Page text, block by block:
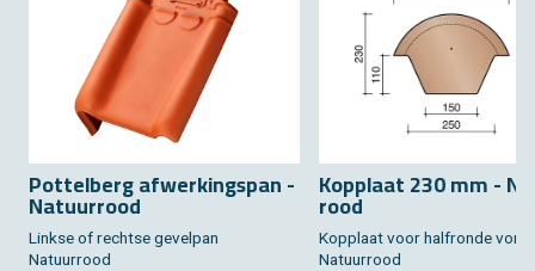
Pot­tel­berg af­wer­kingspan -
Na­tuur­rood
Link­se of recht­se ge­vel­pan
Na­tuur­rood
Kop­plaat 230 mm -
rood
Kop­plaat voor half­ron­de vorst
Na­tuur­rood